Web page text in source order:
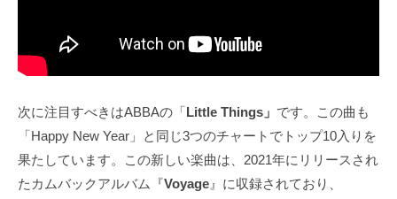
次に注目すべきはABBAの「Little Things」 です。この曲も
「Happy New Year」と同じ3つのチャートでトップ10入りを
果たしています。この新しい楽曲は、2021年にリリースされ
たカムバックアルバム『Voyage 』に収録されており、